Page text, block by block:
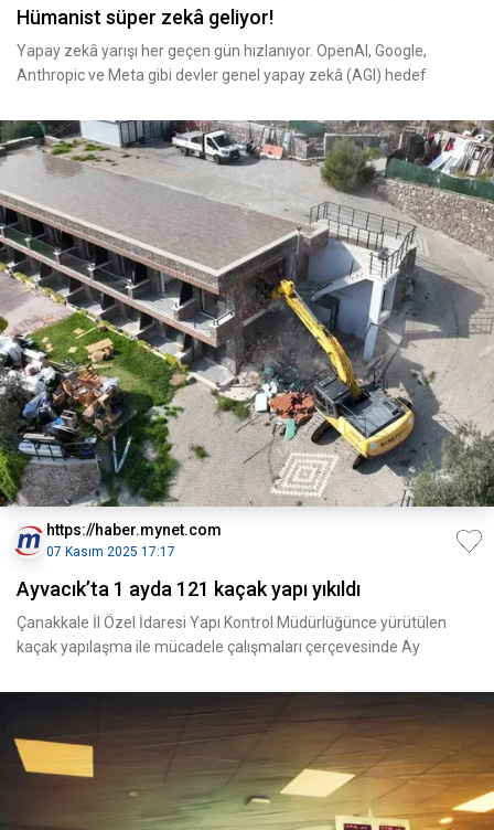
Hümanist süper zekâ geliyor!
Yapay zekâ yarışı her geçen gün hızlanıyor. OpenAI, Google,
Anthropic ve Meta gibi devler genel yapay zekâ (AGI) hedef
https://haber.mynet.com
07 Kasım 2025 17:17
Ayvacık’ta 1 ayda 121 kaçak yapı yıkıldı
Çanakkale İl Özel İdaresi Yapı Kontrol Müdürlüğünce yürütülen
kaçak yapılaşma ile mücadele çalışmaları çerçevesinde Ay